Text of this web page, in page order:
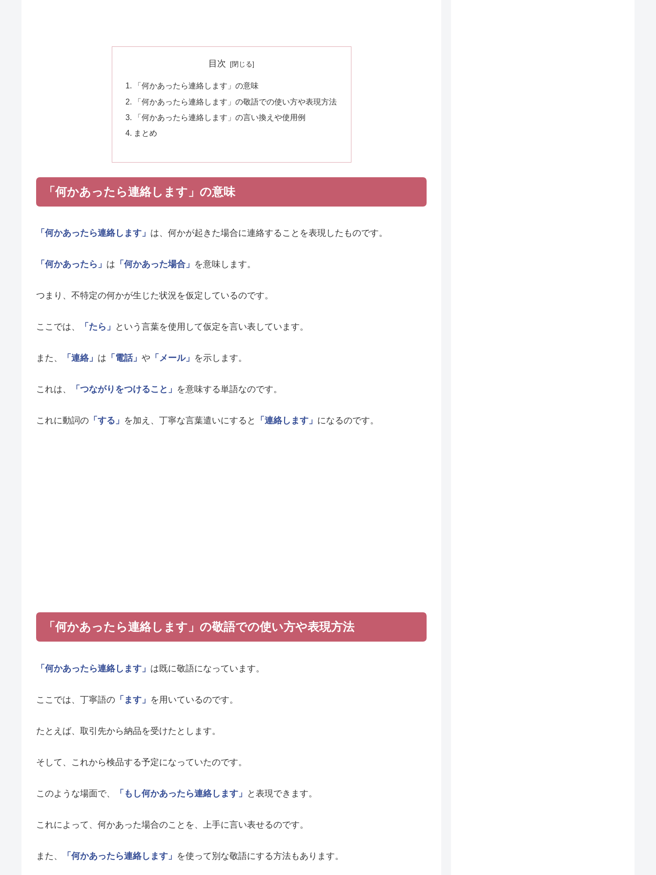
目次
「何かあったら連絡します」の意味
「何かあったら連絡します」の敬語での使い方や表現方法
「何かあったら連絡します」の言い換えや使用例
まとめ
「何かあったら連絡します」の意味
「何かあったら連絡します」 は、何かが起きた場合に連絡することを表現したものです。
「何かあったら」 は 「何かあった場合」 を意味します。
つまり、不特定の何かが生じた状況を仮定しているのです。
ここでは、 「たら」 という言葉を使用して仮定を言い表しています。
また、 「連絡」 は 「電話」 や 「メール」 を示します。
これは、 「つながりをつけること」 を意味する単語なのです。
これに動詞の 「する」 を加え、丁寧な言葉遣いにすると 「連絡します」 になるのです。
「何かあったら連絡します」の敬語での使い方や表現方法
「何かあったら連絡します」 は既に敬語になっています。
ここでは、丁寧語の 「ます」 を用いているのです。
たとえば、取引先から納品を受けたとします。
そして、これから検品する予定になっていたのです。
このような場面で、 「もし何かあったら連絡します」 と表現できます。
これによって、何かあった場合のことを、上手に言い表せるのです。
また、 「何かあったら連絡します」 を使って別な敬語にする方法もあります。